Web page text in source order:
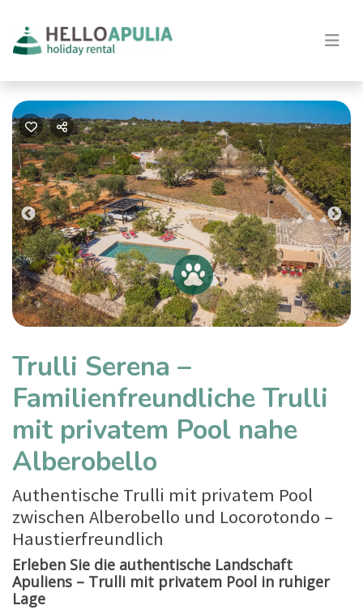
Previous
Trulli Serena –
Familienfreundliche Trulli
mit privatem Pool nahe
Alberobello
Authentische Trulli mit privatem Pool
zwischen Alberobello und Locorotondo –
Haustierfreundlich
Erleben Sie die authentische Landschaft
Apuliens – Trulli mit privatem Pool in ruhiger
Lage